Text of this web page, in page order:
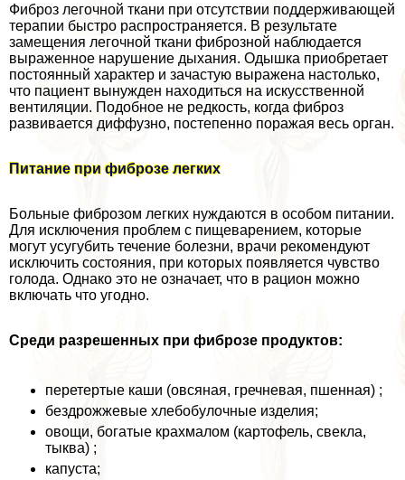
Фиброз легочной ткани при отсутствии поддерживающей
терапии быстро распространяется. В результате
замещения легочной ткани фиброзной наблюдается
выраженное нарушение дыхания. Одышка приобретает
постоянный хаpaктер и зачастую выражена настолько,
что пациент вынужден находиться на искусственной
вентиляции. Подобное не редкость, когда фиброз
развивается диффузно, постепенно поражая весь орган.
Питание при фиброзе легких
Больные фиброзом легких нуждаются в особом питании.
Для исключения проблем с пищеварением, которые
могут усугубить течение болезни, врачи рекомендуют
исключить состояния, при которых появляется чувство
голода. Однако это не означает, что в рацион можно
включать что угодно.
Среди разрешенных при фиброзе продуктов:
перетертые каши (овсяная, гречневая, пшенная) ;
бездрожжевые хлебобулочные изделия;
овощи, богатые крахмалом (картофель, свекла,
тыква) ;
капуста;